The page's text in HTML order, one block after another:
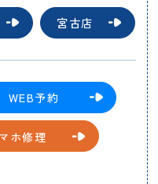
宮古店
WEB予約
ホ修理